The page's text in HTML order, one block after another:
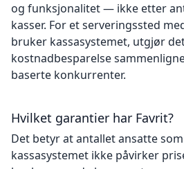
og funksjonalitet — ikke etter
kasser. For et serveringssted
bruker kassasystemet, utgjør
kostnadbesparelse
baserte konkurrenter.
Hvilket garantier har Favrit?
Det betyr at antallet ansatte
kassasystemet ikke påvirker